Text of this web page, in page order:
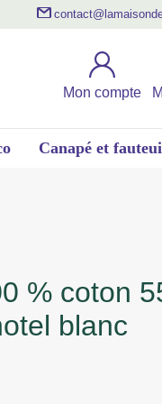
Mon compte
Canapé et
blanc